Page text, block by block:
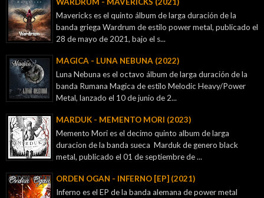
Mavericks es el quinto álbum de larga duración de la
banda griega Wardrum de estilo power metal, publicado el
28 de mayo de 2021, bajo el s...
MAGICA - LUNA NEBUNA (2022)
Luna Nebuna es el octavo álbum de larga duración de la
banda Rumana Magica de estilo Melodic Heavy/Power
Metal, lanzado el 10 de junio de 2...
MARDUK - MEMENTO MORI (2023)
Memento Mori es el decimo quinto album de larga
duracion de la banda sueca Marduk de genero black
metal, publicado el 01 de septiembre de ...
ORDEN OGAN - INFERNO [EP] (2021)
Inferno es el EP de la banda alemana de power metal